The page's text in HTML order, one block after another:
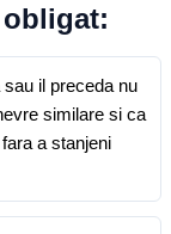
obligat:
il preceda nu
similare si ca
a stanjeni